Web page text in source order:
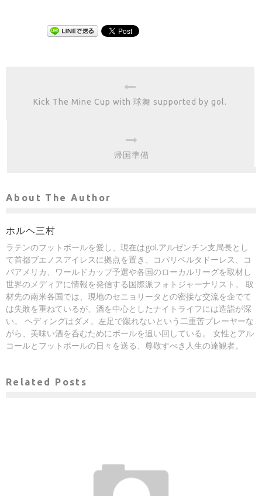
Kick The Mine Cup with 球舞 supported by gol.
帰国準備
About The Author
ホルヘ三村
ラテンのフットボールを愛し、現在はgol.アルゼンチン支局長とし
て首都ブエノスアイレスに拠点を置き、コパリベルタドーレス、コ
パアメリカ、ワールドカップ予選や各国のローカルリーグを取材し
世界のメディアに情報を発信する国際派フォトジャーナリスト。 取
材先の南米各国では、現地のセニョリータとの密接な交流を企でて
は失敗を重ねているが、酒を中心としたナイトライフには造詣が深
い。 ヘディングはダメ。左足で蹴れないという二重苦プレーヤーな
がら、美味い酒を呑むためにボールを追い回している。 女性とアル
コールとフットボールの日々を送る、尊敬すべき人生の達観者。
Related Posts